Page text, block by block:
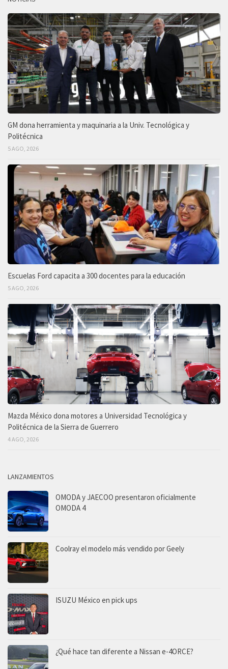
GM dona herramienta y maquinaria a la Univ. Tecnológica y
Politécnica
5 AGO, 2026
Escuelas Ford capacita a 300 docentes para la educación
5 AGO, 2026
Mazda México dona motores a Universidad Tecnológica y
Politécnica de la Sierra de Guerrero
4 AGO, 2026
LANZAMIENTOS
OMODA y JAECOO presentaron oficialmente
OMODA 4
Coolray el modelo más vendido por Geely
ISUZU México en pick ups
¿Qué hace tan diferente a Nissan e-4ORCE?